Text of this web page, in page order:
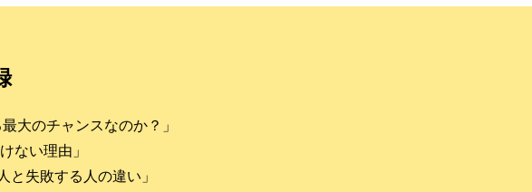
大のチャンスなのか？」
ない理由」
と失敗する人の違い」